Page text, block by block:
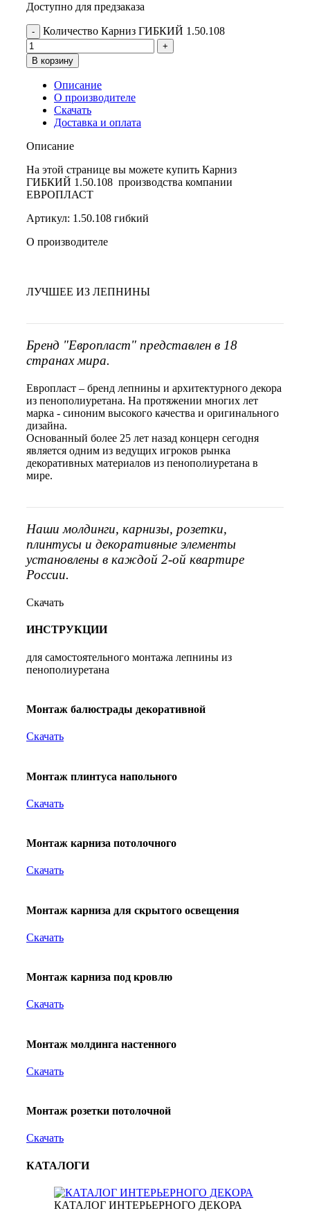
Доступно для предзаказа
Количество Карниз ГИБКИЙ 1.50.108
В корзину
Описание
О производителе
Скачать
Доставка и оплата
Описание
На этой странице вы можете купить Карниз
ГИБКИЙ 1.50.108 производства компании
ЕВРОПЛАСТ
Артикул: 1.50.108 гибкий
О производителе
ЛУЧШЕЕ ИЗ ЛЕПНИНЫ
Бренд "Европласт" представлен в 18
странах мира.
Европласт – бренд лепнины и архитектурного декора
из пенополиуретана. На протяжении многих лет
марка - синоним высокого качества и оригинального
дизайна.
Основанный более 25 лет назад концерн сегодня
является одним из ведущих игроков рынка
декоративных материалов из пенополиуретана в
мире.
Наши молдинги, карнизы, розетки,
плинтусы и декоративные элементы
установлены в каждой 2-ой квартире
России.
Скачать
ИНСТРУКЦИИ
для самостоятельного монтажа лепнины из
пенополиуретана
Монтаж балюстрады декоративной
Скачать
Монтаж плинтуса напольного
Скачать
Монтаж карниза потолочного
Скачать
Монтаж карниза для скрытого освещения
Скачать
Монтаж карниза под кровлю
Скачать
Монтаж молдинга настенного
Скачать
Монтаж розетки потолочной
Скачать
КАТАЛОГИ
КАТАЛОГ ИНТЕРЬЕРНОГО ДЕКОРА